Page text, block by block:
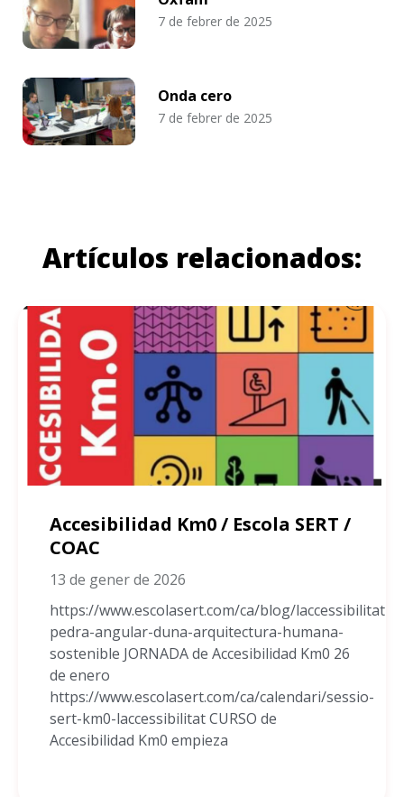
7 de febrer de 2025
Onda cero
7 de febrer de 2025
Artículos relacionados:
Accesibilidad Km0 / Escola SERT /
COAC
13 de gener de 2026
https://www.escolasert.com/ca/blog/laccessibilitat-
pedra-angular-duna-arquitectura-humana-
sostenible JORNADA de Accesibilidad Km0 26
de enero
https://www.escolasert.com/ca/calendari/sessio-
sert-km0-laccessibilitat CURSO de
Accesibilidad Km0 empieza